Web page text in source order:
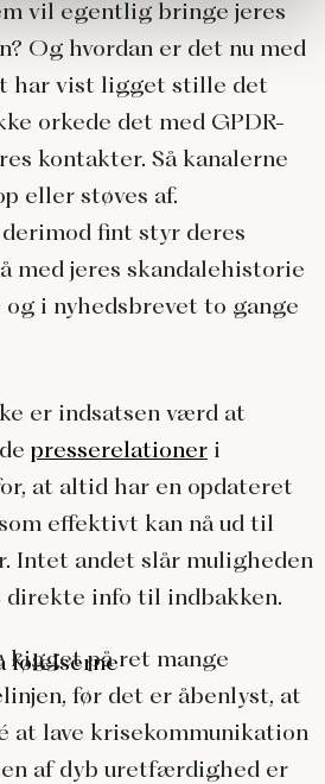
vil egentlig bringe jeres
Og hvordan er det nu med
har vist ligget stille det
orkede det med GPDR-
kontakter. Så kanalerne
eller støves af.
fint styr deres
med jeres skandalehistorie
i nyhedsbrevet to gange
er indsatsen værd at
presserelationer i
at altid har en opdateret
effektivt kan nå ud til
Intet andet slår muligheden
direkte info til indbakken.
følelserne
kigget på ret mange
før det er åbenlyst, at
at lave krisekommunikation
af dyb uretfærdighed er